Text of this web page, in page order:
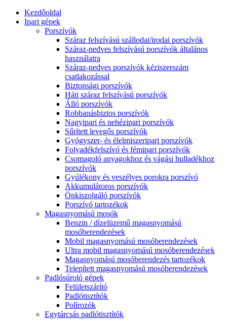
Kezdőoldal
Ipari gépek
Porszívók
Száraz felszívású szállodai/irodai porszívók
Száraz-nedves felszívású porszívók általános
használatra
Száraz-nedves porszívók kéziszerszám
csatlakozással
Biztonsági porszívók
Háti száraz felszívású porszívók
Álló porszívók
Robbanásbiztos porszívók
Nagyipari és nehézipari porszívók
Sűrített levegős porszívók
Gyógyszer- és élelmiszeripari porszívók
Folyadékfelszívó és fémipari porszívók
Csomagoló anyagokhoz és vágási hulladékhoz
porszívók
Gyúlékony és veszélyes porokra porszívó
Akkumulátoros porszívók
Önkiszolgáló porszívók
Porszívó tartozékok
Magasnyomású mosók
Benzin / dízelüzemű magasnyomású
mosóberendezések
Mobil magasnyomású mosóberendezések
Ultra mobil magasnyomású mosóberendezések
Magasnyomású mosóberendezés tartozékok
Telepített magasnyomású mosóberendezések
Padlósúroló gépek
Felületszárító
Padlótisztítók
Polírozók
Egytárcsás padlótisztítók